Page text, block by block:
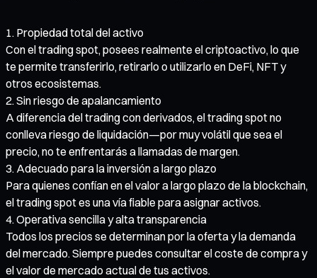
Propiedad total del activo
Con el trading spot, posees realmente el criptoactivo, lo que
te permite transferirlo, retirarlo o utilizarlo en DeFi, NFT y
otros ecosistemas.
Sin riesgo de apalancamiento
A diferencia del trading con derivados, el trading spot no
conlleva riesgo de liquidación—por muy volátil que sea el
precio, no te enfrentarás a llamadas de margen.
Adecuado para la inversión a largo plazo
Para quienes confían en el valor a largo plazo de la blockchain,
el trading spot es una vía fiable para asignar activos.
Operativa sencilla y alta transparencia
Todos los precios se determinan por la oferta y la demanda
del mercado. Siempre puedes consultar el coste de compra y
el valor de mercado actual de tus activos.